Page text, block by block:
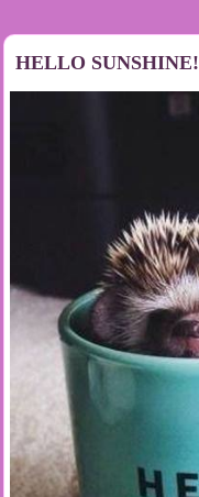
HELLO SUNSHINE!